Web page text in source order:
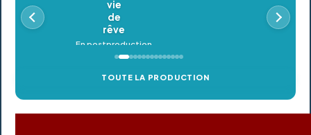
En postproduction
TOUTE LA PRODUCTION